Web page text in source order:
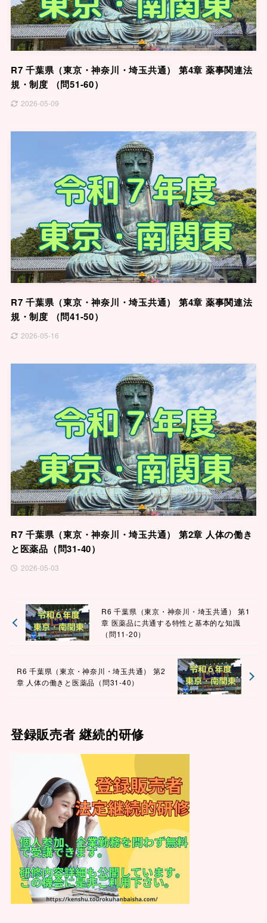
R7 千葉県（東京・神奈川・埼玉共通） 第4章 薬事関連法
規・制度 （問51-60）
2026-05-09
R7 千葉県（東京・神奈川・埼玉共通） 第4章 薬事関連法
規・制度 （問41-50）
2026-05-16
R7 千葉県（東京・神奈川・埼玉共通） 第2章 人体の働き
と医薬品（問31-40）
2026-05-03
R6 千葉県（東京・神奈川・埼玉共通） 第1
章 医薬品に共通する特性と基本的な知識
（問11-20）
R6 千葉県（東京・神奈川・埼玉共通） 第2
章 人体の働きと医薬品（問31-40）
登録販売者 継続的研修